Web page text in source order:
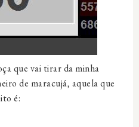
que vai tirar da minha
de maracujá, aquela que
é: